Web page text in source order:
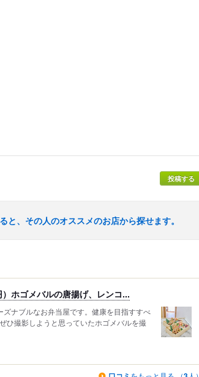
投稿する
と、その人のオススメのお店から探せます。
ホゴメバルの唐揚げ、レンコ...
ナブルなお弁当屋です。健康を目指すすべ
ひ撮影しようと思っていたホゴメバルを撮